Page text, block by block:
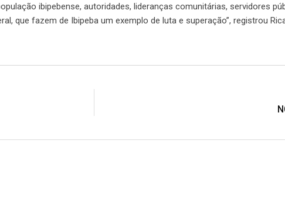
ibipebense, autoridades, lideranças comunitárias, servidores
que fazem de Ibipeba um exemplo de luta e superação”, registrou